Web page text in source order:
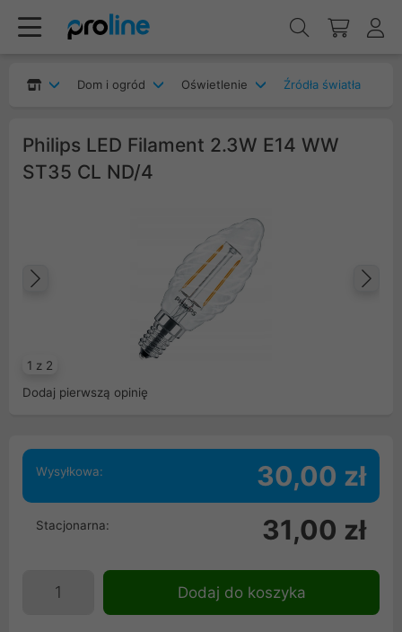
Dom i ogród Oświetlenie Źródła światła
Philips LED Filament 2.3W E14 WW
ST35 CL ND/4
1 z 2
Poprzedni
Dodaj pierwszą opinię
Wysyłkowa: 30,00 zł
Stacjonarna: 31,00 zł
Dodaj do koszyka